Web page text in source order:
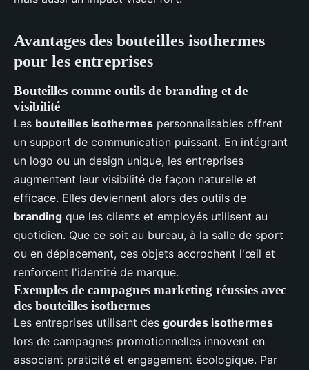
Avantages des bouteilles isothermes
pour les entreprises
Bouteilles comme outils de branding et de
visibilité
Les bouteilles isothermes personnalisables offrent
un support de communication puissant. En intégrant
un logo ou un design unique, les entreprises
augmentent leur visibilité de façon naturelle et
efficace. Elles deviennent alors des outils de
branding que les clients et employés utilisent au
quotidien. Que ce soit au bureau, à la salle de sport
ou en déplacement, ces objets accrochent l'œil et
renforcent l'identité de marque.
Exemples de campagnes marketing réussies avec
des bouteilles isothermes
Les entreprises utilisant des gourdes isothermes
lors de campagnes promotionnelles innovent en
associant praticité et engagement écologique. Par